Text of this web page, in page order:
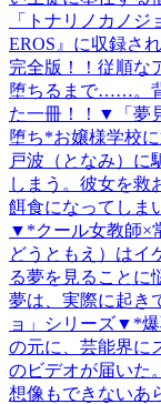
「トナリノカノ
EROS』に収録さ
完全版！！従順な
堕ちるまで……。
た一冊！！▼「夢
堕ち*お嬢様学校
戸波（となみ）に
しまう。彼女を救
餌食になってし
▼*クール女教師×
どうともえ）はイ
る夢を見ることに
夢は、実際に起
ョ」シリーズ▼*爆
の元に、芸能界に
のビデオが届いた
想像もできない